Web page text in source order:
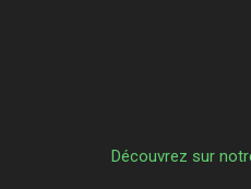
Découvrez sur